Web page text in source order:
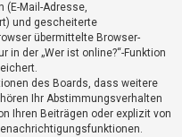
(E-Mail-Adresse,
und gescheiterte
übermittelte Browser-
in der „Wer ist online?“-Funktion
des Boards, dass weitere
Ihr Abstimmungsverhalten
Ihren Beiträgen oder explizit von